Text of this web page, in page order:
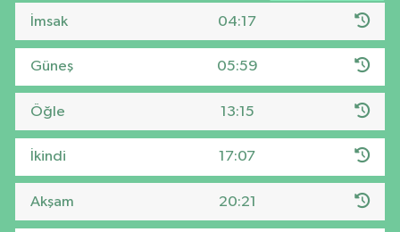
İmsak 04:17
Güneş 05:59
Öğle 13:15
İkindi 17:07
Akşam 20:21